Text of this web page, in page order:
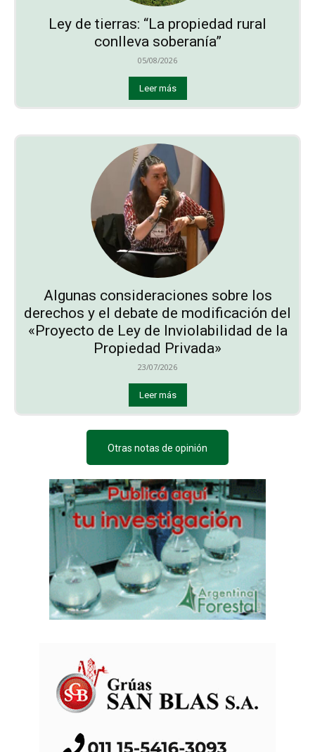
Ley de tierras: “La propiedad rural
conlleva soberanía”
05/08/2026
Leer más
Algunas consideraciones sobre los
derechos y el debate de modificación del
«Proyecto de Ley de Inviolabilidad de la
Propiedad Privada»
23/07/2026
Leer más
Otras notas de opinión